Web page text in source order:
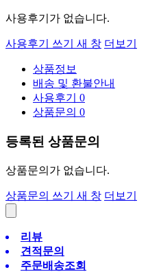
사용후기가 없습니다.
사용후기 쓰기 새 창 더보기
상품정보
배송 및 환불안내
사용후기 0
상품문의 0
등록된 상품문의
상품문의가 없습니다.
상품문의 쓰기 새 창 더보기
리뷰
견적문의
주문배송조회